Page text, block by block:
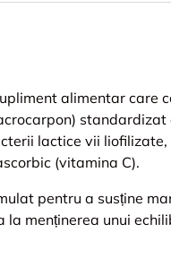
alimentar care
lactice vii
(vitamina C).
pentru a susține
la menținerea unui